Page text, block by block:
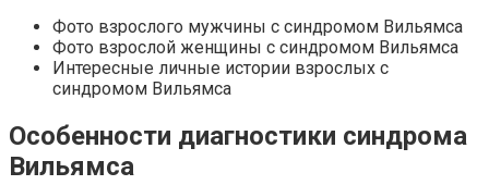
Фото взрослого мужчины с синдромом Вильямса
Фото взрослой женщины с синдромом Вильямса
Интересные личные истории взрослых с
синдромом Вильямса
Особенности диагностики синдрома
Вильямса